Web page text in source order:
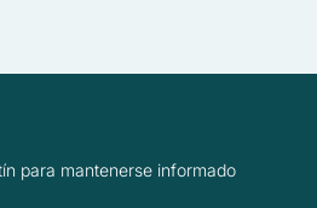
para mantenerse informado